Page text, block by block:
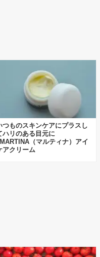
つものスキンケアにプラスし
ハリのある目元に
（マルティナ）アイ
アクリーム